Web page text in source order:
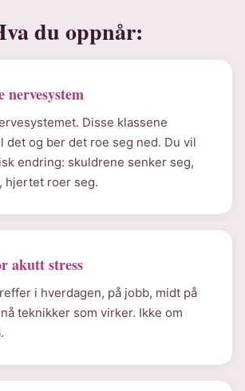
du oppnår:
nervesystem
Disse klassene
det og ber det roe seg ned. Du vil
endring: skuldrene senker seg,
hjertet roer seg.
akutt stress
i hverdagen, på jobb, midt på
teknikker som virker. Ikke om